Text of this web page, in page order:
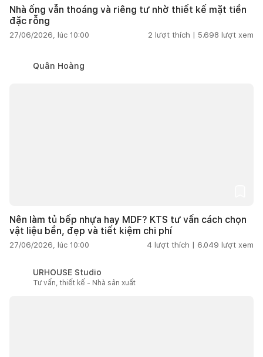
Nhà ống vẫn thoáng và riêng tư nhờ thiết kế mặt tiền
đặc rỗng
27/06/2026, lúc 10:00 2 lượt thích | 5.698 lượt xem
Quân Hoàng
Nên làm tủ bếp nhựa hay MDF? KTS tư vấn cách chọn
vật liệu bền, đẹp và tiết kiệm chi phí
27/06/2026, lúc 10:00 4 lượt thích | 6.049 lượt xem
URHOUSE Studio
Tư vấn, thiết kế - Nhà sản xuất